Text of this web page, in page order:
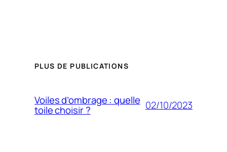
PLUS DE PUBLICATIONS
Voiles d’ombrage : quelle
toile choisir ? 02/10/2023